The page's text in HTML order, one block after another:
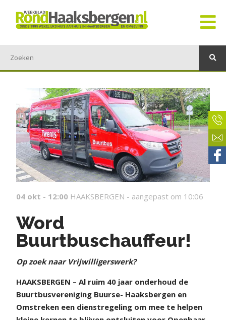
04 okt - 12:00 HAAKSBERGEN - aangepast om 10:06
Word
Buurtbuschauffeur!
Op zoek naar Vrijwilligerswerk?
HAAKSBERGEN – Al ruim 40 jaar onderhoud de
Buurtbusvereniging Buurse- Haaksbergen en
Omstreken een dienstregeling om mee te helpen